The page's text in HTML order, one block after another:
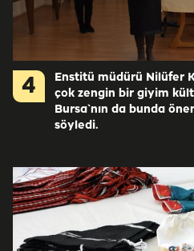
4
Enstitü müdürü Nilüfer
çok zengin bir giyim
Bursa`nın da bunda
söyledi.